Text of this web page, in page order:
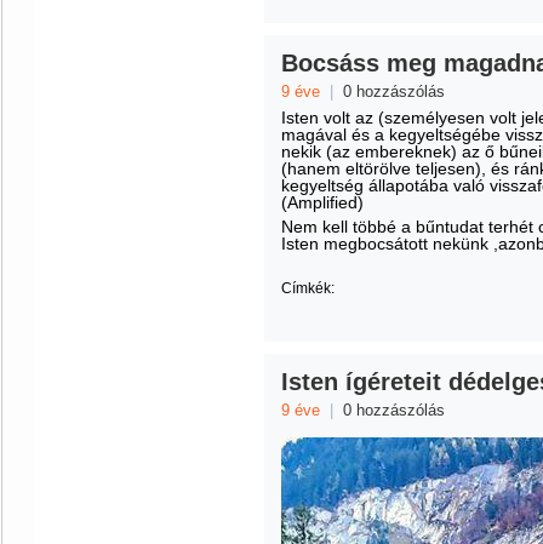
Bocsáss meg
9 éve 0 hozzászólás
Isten volt az (személyesen volt
magával és a kegyeltségébe
nekik (az embereknek) az ő
(hanem eltörölve teljesen), és
kegyeltség állapotába való
(Amplified)
Nem kell többé a bűntudat terhét
Isten megbocsátott nekünk
Címkék:
Isten ígéreteit
9 éve 0 hozzászólás